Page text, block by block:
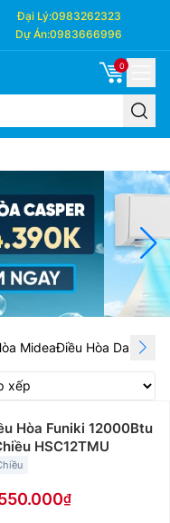
Đại Lý:0983262323
Dự Án:0983666996
0
MideaĐiều Hòa Daikin
Hòa Funiki 12000Btu
HSC12TMU